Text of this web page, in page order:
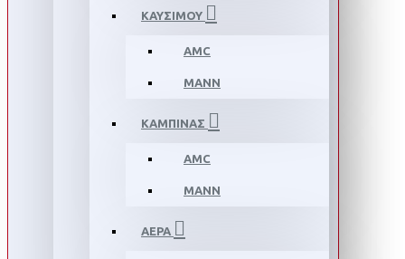
ΚΑΥΣΙΜΟΥ
AMC
MANN
ΚΑΜΠΙΝΑΣ
AMC
MANN
ΑΕΡΑ